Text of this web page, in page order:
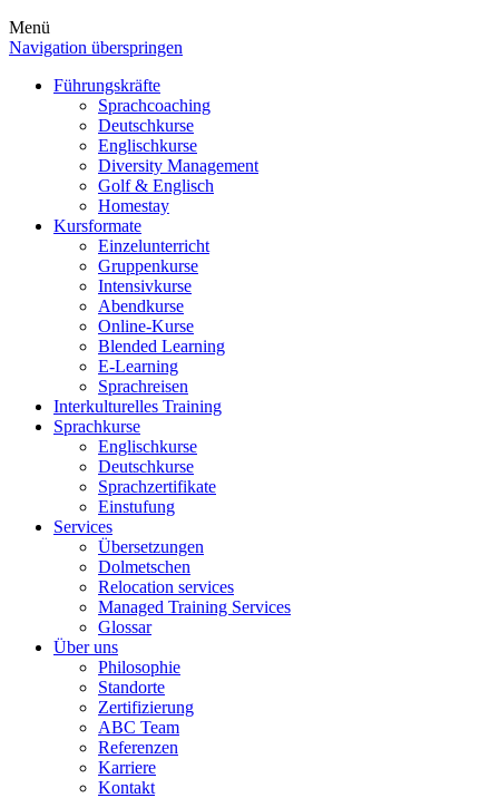
Menü
Navigation überspringen
Führungskräfte
Sprachcoaching
Deutschkurse
Englischkurse
Diversity Management
Golf & Englisch
Homestay
Kursformate
Einzelunterricht
Gruppenkurse
Intensivkurse
Abendkurse
Online-Kurse
Blended Learning
E-Learning
Sprachreisen
Interkulturelles Training
Sprachkurse
Englischkurse
Deutschkurse
Sprachzertifikate
Einstufung
Services
Übersetzungen
Dolmetschen
Relocation services
Managed Training Services
Glossar
Über uns
Philosophie
Standorte
Zertifizierung
ABC Team
Referenzen
Karriere
Kontakt